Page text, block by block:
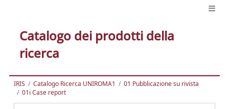
Catalogo dei prodotti della
ricerca
IRIS Catalogo Ricerca UNIROMA1
01 Pubblicazione su rivista
01i Case report